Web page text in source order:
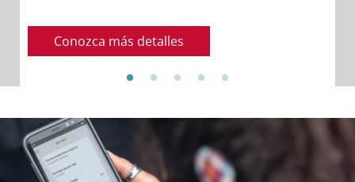
Conozca más detalles